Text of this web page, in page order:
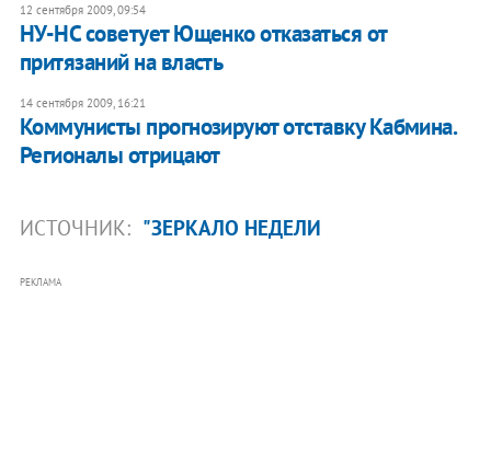
12 сентября 2009, 09:54
НУ-НС советует Ющенко отказаться от
притязаний на власть
14 сентября 2009, 16:21
Коммунисты прогнозируют отставку Кабмина.
Регионалы отрицают
ИСТОЧНИК: "ЗЕРКАЛО НЕДЕЛИ
РЕКЛАМА